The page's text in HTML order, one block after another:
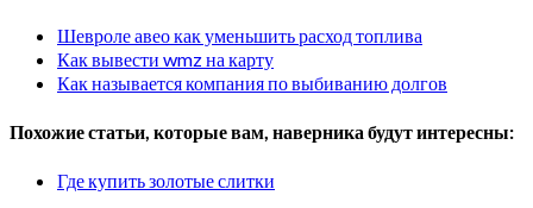
Шевроле авео как уменьшить расход топлива
Как вывести wmz на карту
Как называется компания по выбиванию долгов
Похожие статьи, которые вам, наверника будут интересны:
Где купить золотые слитки